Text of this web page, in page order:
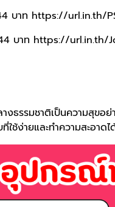
บาท https://url.in.th/
บาท https://url.in.th/
างธรรมชาติเป็นความสุข
ช้ง่ายและทำความสะอาด